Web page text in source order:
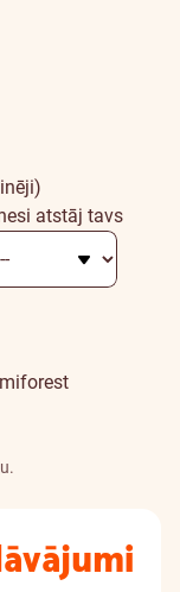
atstāj tavs
forest